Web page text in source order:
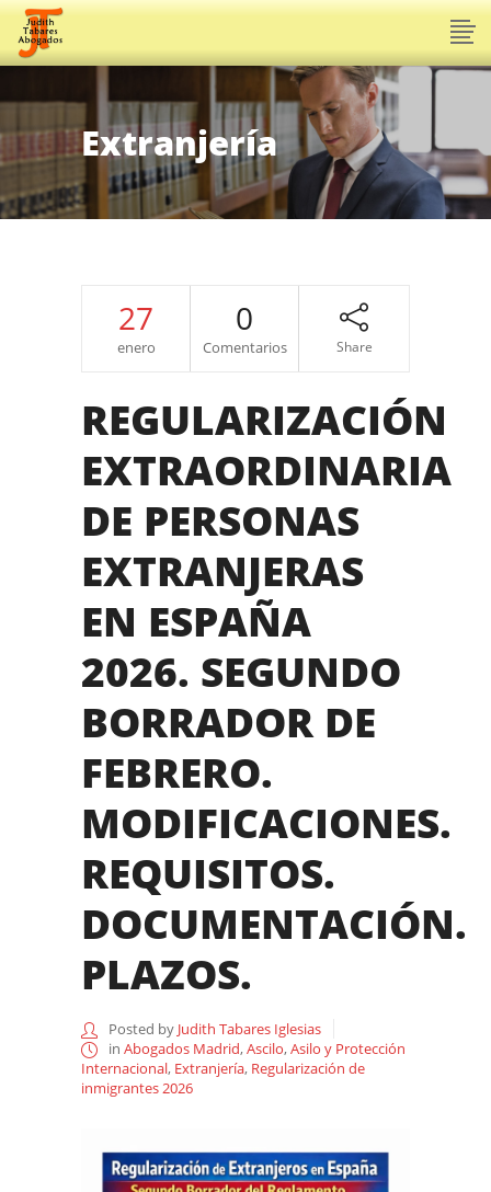
Extranjería
27
enero
0
Comentarios Share
REGULARIZACIÓN
EXTRAORDINARIA
DE PERSONAS
EXTRANJERAS
EN ESPAÑA
2026. SEGUNDO
BORRADOR DE
FEBRERO.
MODIFICACIONES.
REQUISITOS.
DOCUMENTACIÓN.
PLAZOS.
Posted by Judith Tabares Iglesias
in Abogados Madrid,Ascilo,Asilo y Protección
Internacional, Extranjería, Regularización de
inmigrantes 2026